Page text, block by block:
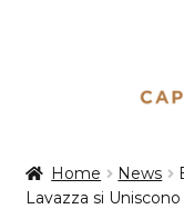
Home News
Lavazza si